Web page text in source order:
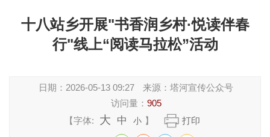
十八站乡开展"书香润乡村·悦读伴春
行"线上“阅读马拉松”活动
日期： 2026-05-13 09:27 来源：塔河宣传公众号
访问量： 905
【字体:
大 中 小 】 打印